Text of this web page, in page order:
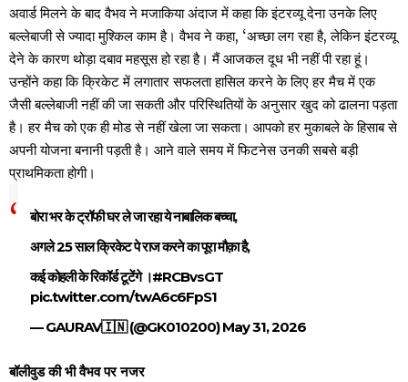
अवार्ड मिलने के बाद वैभव ने मजाकिया अंदाज में कहा कि इंटरव्यू देना उनके लिए
बल्लेबाजी से ज्यादा मुश्किल काम है। वैभव ने कहा, ‘अच्छा लग रहा है, लेकिन इंटरव्यू
देने के कारण थोड़ा दबाव महसूस हो रहा है। मैं आजकल दूध भी नहीं पी रहा हूं।
उन्होंने कहा कि क्रिकेट में लगातार सफलता हासिल करने के लिए हर मैच में एक
जैसी बल्लेबाजी नहीं की जा सकती और परिस्थितियों के अनुसार खुद को ढालना पड़ता
है। हर मैच को एक ही मोड से नहीं खेला जा सकता। आपको हर मुकाबले के हिसाब से
अपनी योजना बनानी पड़ती है। आने वाले समय में फिटनेस उनकी सबसे बड़ी
प्राथमिकता होगी।
बोरा भर के ट्रॉफी घर ले जा रहा ये नाबालिक बच्चा,
अगले 25 साल क्रिकेट पे राज करने का पूरा मौक़ा है,
कई कोहली के रिकॉर्ड टूटेंगे ।#RCBvsGT
pic.twitter.com/twA6c6FpS1
— GAURAV🇮🇳 (@GK010200)May 31, 2026
बॉलीवुड की भी वैभव पर नजर